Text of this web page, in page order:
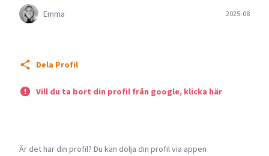
Emma 2025-08
Dela Profil
Vill du ta bort din profil från google, klicka här
Är det här din profil? Du kan dölja din profil via appen